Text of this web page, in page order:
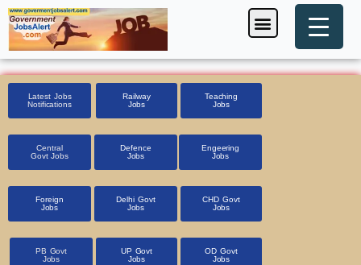
Skip
to
content
Menu
Latest Jobs
Notifications
Railway
Jobs
Teaching
Jobs
Central
Govt Jobs
Defence
Jobs
Engeering
Jobs
Foreign
Jobs
Delhi Govt
Jobs
CHD Govt
Jobs
PB Govt
Jobs
UP Govt
Jobs
OD Govt
Jobs